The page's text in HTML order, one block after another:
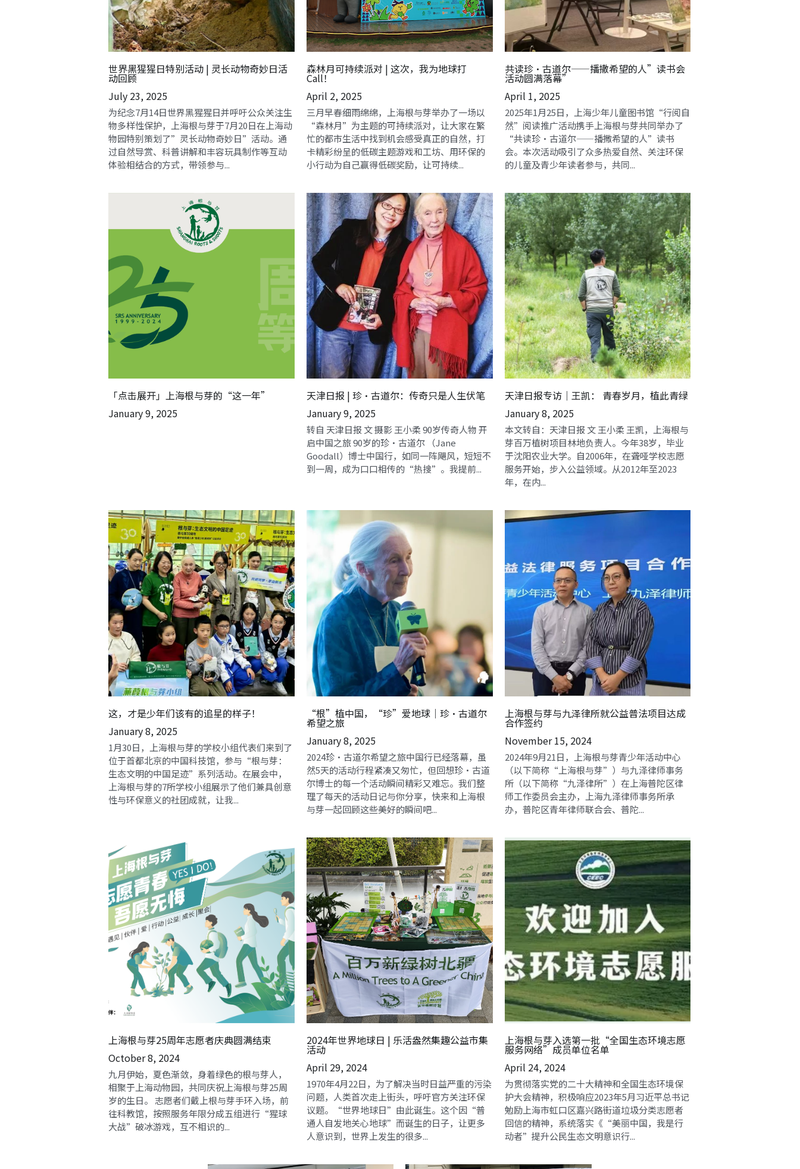
世界黑猩猩日特别活动 | 灵长动物奇妙日活
动回顾
July 23, 2025
为纪念7月14日世界黑猩猩日并呼吁公众关注生
物多样性保护，上海根与芽于7月20日在上海动
物园特别策划了”灵长动物奇妙日”活动。通
过自然导赏、科普讲解和丰容玩具制作等互动
体验相结合的方式，带领参与...
森林月可持续派对 | 这次，我为地球打
Call！
April 2, 2025
三月早春细雨绵绵，上海根与芽举办了一场以
“森林月”为主题的可持续派对，让大家在繁
忙的都市生活中找到机会感受真正的自然，打
卡精彩纷呈的低碳主题游戏和工坊、用环保的
小行动为自己赢得低碳奖励，让可持续...
共读珍·古道尔——播撒希望的人”读书会
活动圆满落幕”
April 1, 2025
2025年1月25日，上海少年儿童图书馆“行阅自
然”阅读推广活动携手上海根与芽共同举办了
“共读珍·古道尔——播撒希望的人”读书
会。本次活动吸引了众多热爱自然、关注环保
的儿童及青少年读者参与，共同...
「点击展开」上海根与芽的“这一年”
January 9, 2025
天津日报 | 珍·古道尔：传奇只是人生伏笔
January 9, 2025
转自 天津日报 文 摄影 王小柔 90岁传奇人物 开
启中国之旅 90岁的珍·古道尔 （Jane
Goodall）博士中国行，如同一阵飓风，短短不
到一周，成为口口相传的“热搜”。我提前...
天津日报专访｜王凯： 青春岁月，植此青绿
January 8, 2025
本文转自：天津日报 文 王小柔 王凯，上海根与
芽百万植树项目林地负责人。今年38岁，毕业
于沈阳农业大学。自2006年，在聋哑学校志愿
服务开始，步入公益领域。从2012年至2023
年，在内...
这，才是少年们该有的追星的样子！
January 8, 2025
1月30日，上海根与芽的学校小组代表们来到了
位于首都北京的中国科技馆，参与“根与芽：
生态文明的中国足迹”系列活动。在展会中，
上海根与芽的7所学校小组展示了他们兼具创意
性与环保意义的社团成就，让我...
“根”植中国，“珍”爱地球｜珍·古道尔
希望之旅
January 8, 2025
2024珍·古道尔希望之旅中国行已经落幕，虽
然5天的活动行程紧凑又匆忙，但回想珍·古道
尔博士的每一个活动瞬间精彩又难忘。我们整
理了每天的活动日记与你分享，快来和上海根
与芽一起回顾这些美好的瞬间吧...
上海根与芽与九泽律所就公益普法项目达成
合作签约
November 15, 2024
2024年9月21日，上海根与芽青少年活动中心
（以下简称“上海根与芽”）与九泽律师事务
所（以下简称“九泽律所”）在上海普陀区律
师工作委员会主办，上海九泽律师事务所承
办，普陀区青年律师联合会、普陀...
上海根与芽25周年志愿者庆典圆满结束
October 8, 2024
九月伊始，夏色渐敛，身着绿色的根与芽人，
相聚于上海动物园，共同庆祝上海根与芽25周
岁的生日。 志愿者们戴上根与芽手环入场，前
往科教馆，按照服务年限分成五组进行“猩球
大战”破冰游戏，互不相识的...
2024年世界地球日 | 乐活盎然集趣公益市集
活动
April 29, 2024
1970年4月22日，为了解决当时日益严重的污染
问题，人类首次走上街头，呼吁官方关注环保
议题。“世界地球日”由此诞生。这个因“普
通人自发地关心地球”而诞生的日子，让更多
人意识到，世界上发生的很多...
上海根与芽入选第一批“全国生态环境志愿
服务网络”成员单位名单
April 24, 2024
为贯彻落实党的二十大精神和全国生态环境保
护大会精神，积极响应2023年5月习近平总书记
勉励上海市虹口区嘉兴路街道垃圾分类志愿者
回信的精神，系统落实《“美丽中国，我是行
动者”提升公民生态文明意识行...